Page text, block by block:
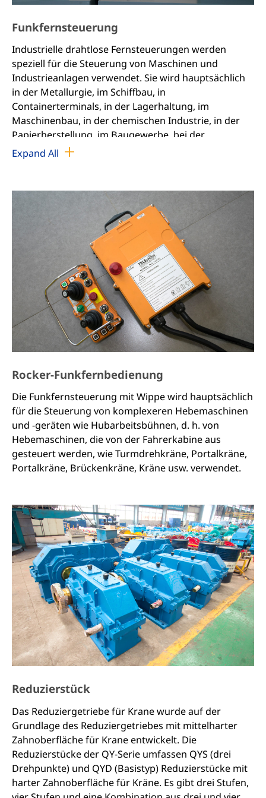
Funkfernsteuerung
Industrielle drahtlose Fernsteuerungen werden
speziell für die Steuerung von Maschinen und
Industrieanlagen verwendet. Sie wird hauptsächlich
in der Metallurgie, im Schiffbau, in
Containerterminals, in der Lagerhaltung, im
Maschinenbau, in der chemischen Industrie, in der
Papierherstellung, im Baugewerbe, bei der
Brandbekämpfung und bei Baumaschinen usw.
eingesetzt, die mit Hebemaschinen arbeiten, und
Steuerungsbereich ist jede Position mit einem Radius
von 100 Metern und wird nicht durch Hindernisse
beeinträchtigt. Der Bediener muss nur einen leichten
Sender bei sich tragen, sich frei bewegen und die
beste (sichere) Sichtposition wählen, um den
Vorgang durchzuführen. Die versteckten
Unfallgefahren, die in der Vergangenheit durch
Faktoren wie unklare Sicht, eingeschränkte
Linienkontrolle, raue Umgebungsbedingungen oder
unsachgemäße Steuerung und Zusammenarbeit
verursacht wurden, werden beseitigt. Das garantiert
einen sicheren Betrieb und verbessert die
Expand All
Rocker-Funkfernbedienung
Die Funkfernsteuerung mit Wippe wird hauptsächlich
für die Steuerung von komplexeren Hebemaschinen
und -geräten wie Hubarbeitsbühnen, d. h. von
Hebemaschinen, die von der Fahrerkabine aus
gesteuert werden, wie Turmdrehkräne, Portalkräne,
Portalkräne, Brückenkräne, Kräne usw. verwendet.
Reduzierstück
Das Reduziergetriebe für Krane wurde auf der
Grundlage des Reduziergetriebes mit mittelharter
Zahnoberfläche für Krane entwickelt. Die
Reduzierstücke der QY-Serie umfassen QYS (drei
Drehpunkte) und QYD (Basistyp) Reduzierstücke mit
harter Zahnoberfläche für Kräne. Es gibt drei Stufen,